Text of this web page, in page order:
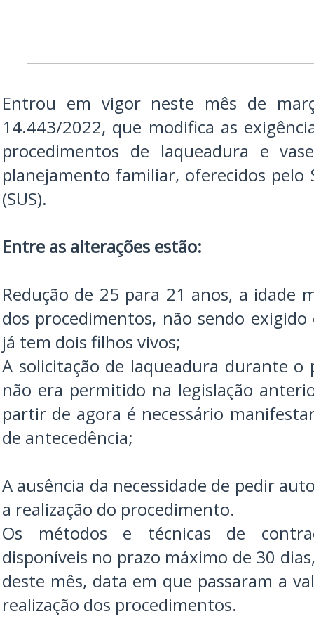
Entrou em vigor neste mês de
14.443/2022, que modifica as
procedimentos de laqueadura e
planejamento familiar, oferecidos pelo
(SUS).
Entre as alterações estão:
Redução de 25 para 21 anos, a idade
dos procedimentos, não sendo
já tem dois filhos vivos;
A solicitação de laqueadura durante
não era permitido na legislação
partir de agora é necessário
de antecedência;
A ausência da necessidade de pedir
a realização do procedimento.
Os métodos e técnicas de
disponíveis no prazo máximo de 30
deste mês, data em que passaram a
realização dos procedimentos.